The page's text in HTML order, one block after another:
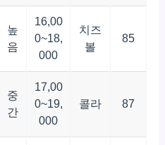
높
음
16,00
0~18,
000
치즈
볼
85
중
간
17,00
0~19,
000
콜라 87